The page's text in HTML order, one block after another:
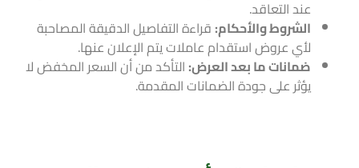
عند التعاقد.
الشروط والأحكام:قراءة التفاصيل الدقيقة المصاحبة
لأي عروض استقدام عاملات يتم الإعلان عنها.
ضمانات ما بعد العرض:التأكد من أن السعر المخفض لا
يؤثر على جودة الضمانات المقدمة.